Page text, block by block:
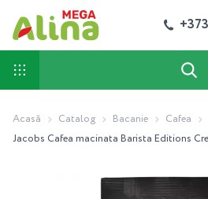
Acasă Catalog Bacanie
Cafea
Jacobs Cafea macinata Barista Editions